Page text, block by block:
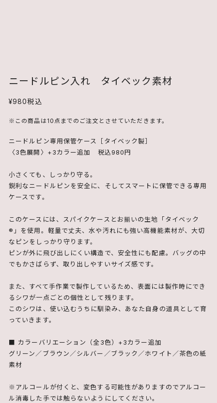
ニードルピン入れ タイベック素材
¥980税込
※この商品は10点までのご注文とさせていただきます。
ニードルピン専用保管ケース［タイベック製］
〈3色展開〉+3カラー追加 税込980円
小さくても、しっかり守る。
鋭利なニードルピンを安全に、そしてスマートに保管できる専用
ケースです。
このケースには、スパイクケースとお揃いの生地「タイベック
®」を使用。軽量で丈夫、水や汚れにも強い高機能素材が、大切
なピンをしっかり守ります。
ピンが外に飛び出しにくい構造で、安全性にも配慮。バッグの中
でもかさばらず、取り出しやすいサイズ感です。
また、すべて手作業で製作しているため、表面には製作時にでき
るシワが一点ごとの個性として残ります。
このシワは、使い込むうちに馴染み、あなた自身の道具として育
っていきます。
■ カラーバリエーション（全3色）+3カラー追加
グリーン／ブラウン／シルバー／ブラック／ホワイト／茶色の紙
素材
※アルコールが付くと、変色する可能性がありますのでアルコー
ル消毒した手では触らないようにしてください。